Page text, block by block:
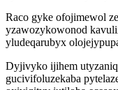
Raco gyke ofojimewol
yzawozykowonod
yludeqarubyx
Dyjivyko ijihem utyzaniq
gucivifoluzekaba